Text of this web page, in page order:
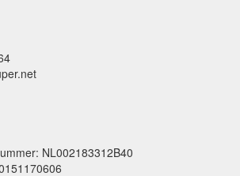
NL002183312B40